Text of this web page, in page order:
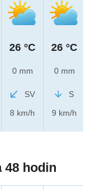
26 °C
0 mm
SV
8 km/h
26 °C
0 mm
S
9 km/h
48 hodin